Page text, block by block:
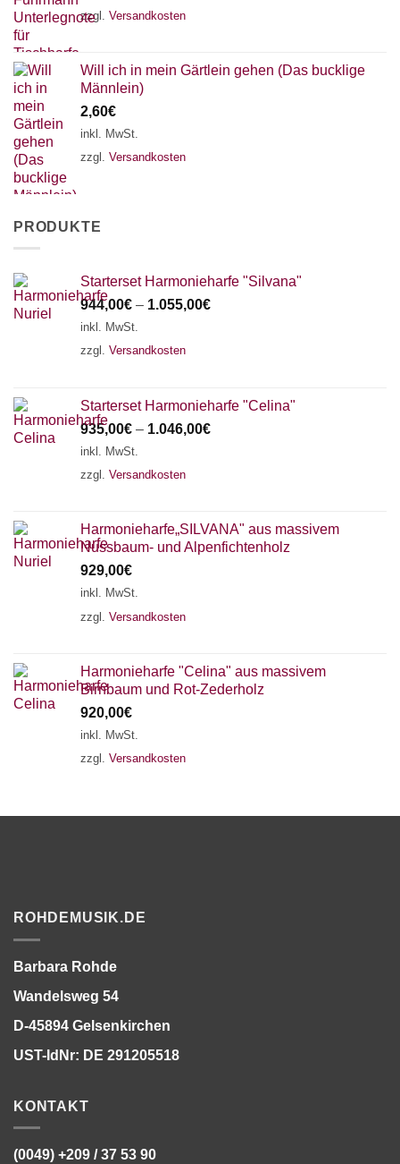
zzgl. Versandkosten
Will ich in mein Gärtlein gehen (Das bucklige
Männlein)
2,60€
inkl. MwSt.
zzgl. Versandkosten
PRODUKTE
Starterset Harmonieharfe "Silvana"
944,00€ – 1.055,00€
inkl. MwSt.
zzgl. Versandkosten
Starterset Harmonieharfe "Celina"
935,00€ – 1.046,00€
inkl. MwSt.
zzgl. Versandkosten
Harmonieharfe„SILVANA" aus massivem
Nussbaum- und Alpenfichtenholz
929,00€
inkl. MwSt.
zzgl. Versandkosten
Harmonieharfe "Celina" aus massivem
Birnbaum und Rot-Zederholz
920,00€
inkl. MwSt.
zzgl. Versandkosten
ROHDEMUSIK.DE
Barbara Rohde
Wandelsweg 54
D-45894 Gelsenkirchen
UST-IdNr: DE 291205518
KONTAKT
(0049) +209 / 37 53 90